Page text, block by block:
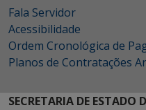
Fala Servidor
Acessibilidade
Ordem Cronológica de
Planos de Contratações
SECRETARIA DE ESTADO